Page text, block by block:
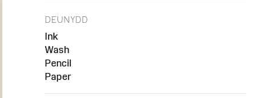
DEUNYDD
Ink
Wash
Pencil
Paper